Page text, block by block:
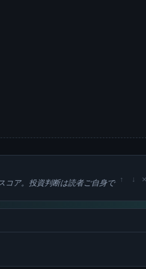
コア。投資判断は読者ご自身で ↑ ↓ ×